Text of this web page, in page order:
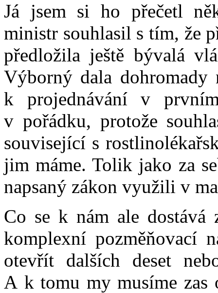
Já jsem si ho přečetl
ministr souhlasil s tím, že
předložila ještě bývalá
Výborný dala
k projednávání v
v pořádku, protože
související s
jim máme. Tolik jako za
napsaný zákon využili v
Co se k nám ale dostává
komplexní pozměňovací
otevřít dalších deset
A k tomu my musíme zas